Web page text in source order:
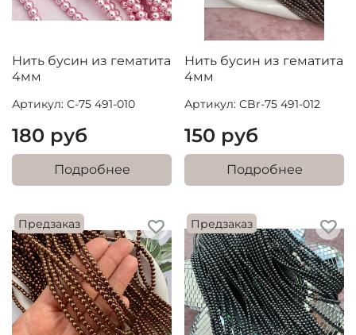
Нить бусин из гематита
4мм
Артикул: C-75 491-010
180 руб
Подробнее
Нить бусин из гематита
4мм
Артикул: CBr-75 491-012
150 руб
Подробнее
Предзаказ Предзаказ